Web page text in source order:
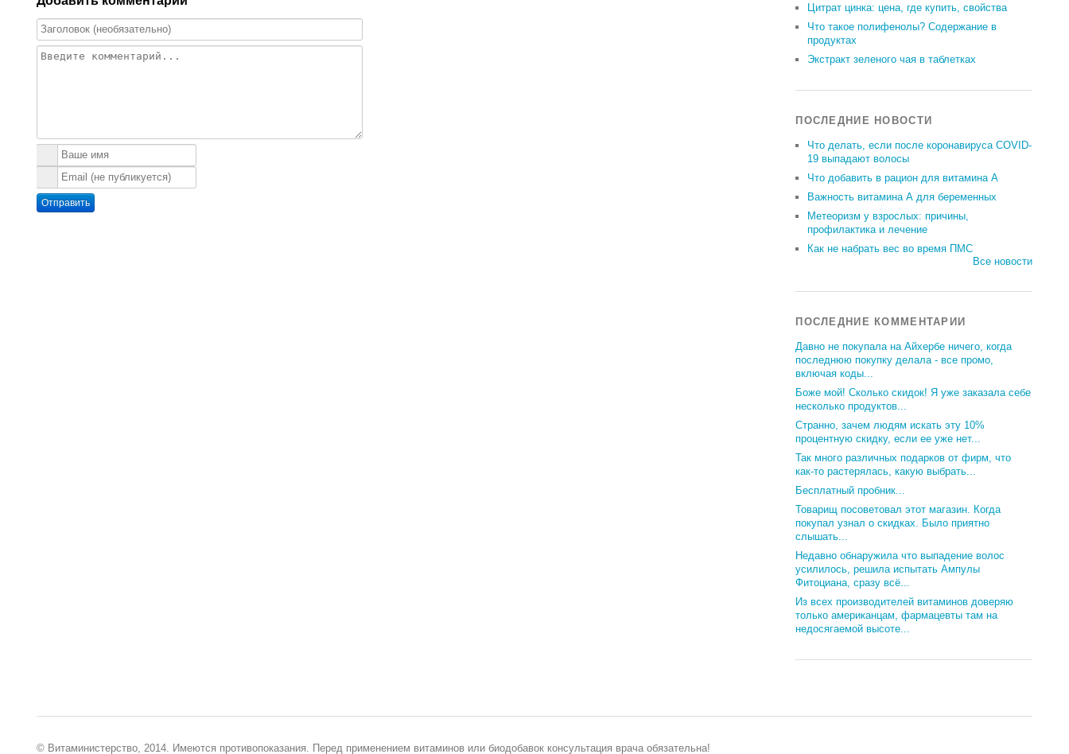
Отправить
Цитрат цинка: цена, где купить, свойства
Что такое полифенолы? Содержание в
продуктах
Экстракт зеленого чая в таблетках
ПОСЛЕДНИЕ НОВОСТИ
Что делать, если после коронавируса COVID-
19 выпадают волосы
Что добавить в рацион для витамина А
Важность витамина А для беременных
Метеоризм у взрослых: причины,
профилактика и лечение
Как не набрать вес во время ПМС
Все новости
ПОСЛЕДНИЕ КОММЕНТАРИИ
Давно не покупала на Айхербе ничего, когда
последнюю покупку делала - все промо,
включая коды...
Боже мой! Сколько скидок! Я уже заказала себе
несколько продуктов...
Странно, зачем людям искать эту 10%
процентную скидку, если ее уже нет...
Так много различных подарков от фирм, что
как-то растерялась, какую выбрать...
Бесплатный пробник...
Товарищ посоветовал этот магазин. Когда
покупал узнал о скидках. Было приятно
слышать...
Недавно обнаружила что выпадение волос
усилилось, решила испытать Ампулы
Фитоциана, сразу всё...
Из всех производителей витаминов доверяю
только американцам, фармацевты там на
недосягаемой высоте...
© Витаминистерство, 2014. Имеются противопоказания. Перед применением витаминов или биодобавок консультация врача обязательна!